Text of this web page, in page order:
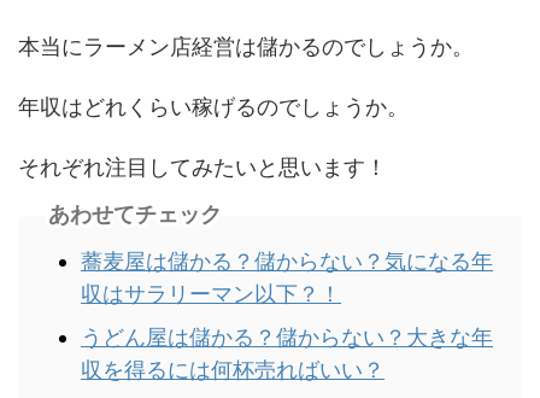
本当にラーメン店経営は儲かるのでしょうか。
年収はどれくらい稼げるのでしょうか。
それぞれ注目してみたいと思います！
あわせてチェック
蕎麦屋は儲かる？儲からない？気になる年
収はサラリーマン以下？！
うどん屋は儲かる？儲からない？大きな年
収を得るには何杯売ればいい？